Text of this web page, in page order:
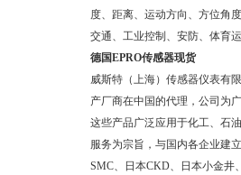
度、距离、运动方向、方位角
交通、工业控制、安防、体育
德国EPRO传感器现货
威斯特（上海）传感器仪表有
产厂商在中国的代理，公司为
这些产品广泛应用于化工、石
服务为宗旨，与国内各企业建
SMC、日本CKD、日本小金井